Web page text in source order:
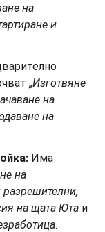
на
и
„Изготвяне
на
на
Има
на
на щата Юта и
.